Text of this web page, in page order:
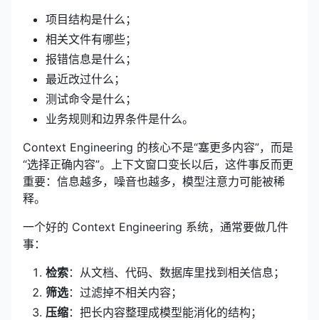
项目结构是什么；
相关文件有哪些；
报错信息是什么；
最近改过什么；
测试命令是什么；
业务规则和边界条件是什么。
Context Engineering 的核心不是“塞更多内容”，而是
“选择正确内容”。上下文窗口变长以后，这件事反而更
重要：信息越多，噪音也越多，模型注意力可能被稀
释。
一个好的 Context Engineering 系统，通常要做几件
事：
检索：从文档、代码、数据库里找到相关信息；
筛选：过滤掉不相关内容；
压缩：把长内容整理成模型能消化的结构；